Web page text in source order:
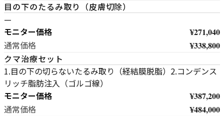
目の下のたるみ取り（皮膚切除）
—
モニター価格 ¥271,040
通常価格 ¥338,800
クマ治療セット
1.目の下の切らないたるみ取り（経結膜脱脂）2.コンデンス
リッチ脂肪注入（ゴルゴ線）
モニター価格 ¥387,200
通常価格 ¥484,000